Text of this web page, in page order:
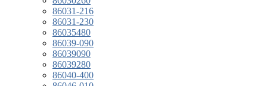
86031-216
86031-230
86035480
86039-090
86039090
86039280
86040-400